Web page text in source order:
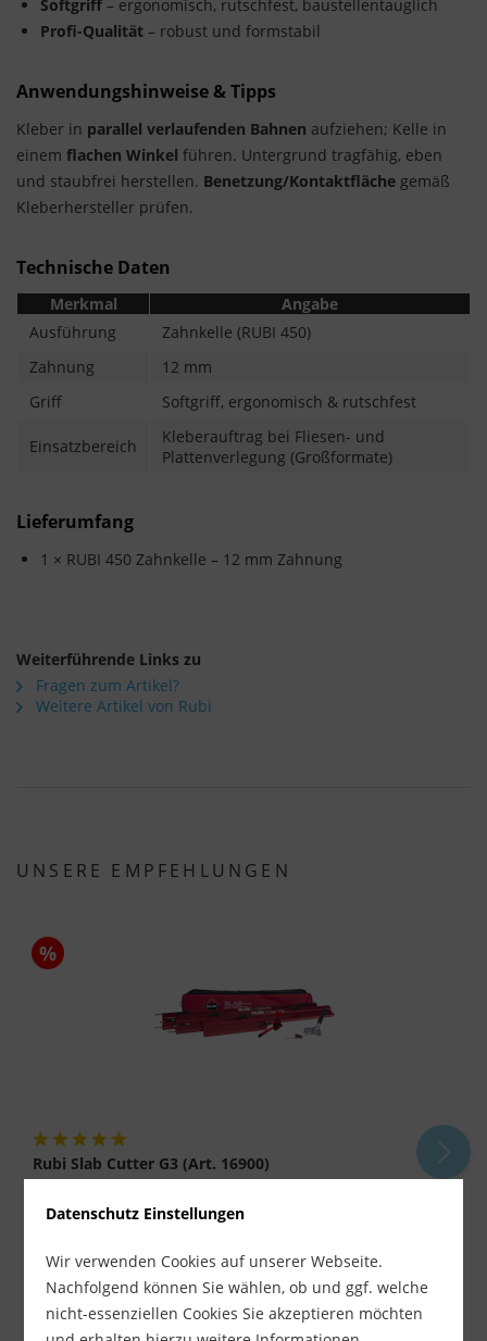
Softgriff – ergonomisch, rutschfest, baustellentauglich
Profi-Qualität – robust und formstabil
Anwendungshinweise & Tipps
Kleber in parallel verlaufenden Bahnen aufziehen; Kelle in
einem flachen Winkel führen. Untergrund tragfähig, eben
und staubfrei herstellen. Benetzung/Kontaktfläche gemäß
Kleberhersteller prüfen.
Technische Daten
Merkmal
Angabe
Ausführung
Zahnkelle (RUBI 450)
Zahnung
12 mm
Griff
Softgriff, ergonomisch & rutschfest
Einsatzbereich
Kleberauftrag bei Fliesen- und
Plattenverlegung (Großformate)
Lieferumfang
1 × RUBI 450 Zahnkelle – 12 mm Zahnung
Weiterführende Links zu
Fragen zum Artikel?
Weitere Artikel von Rubi
UNSERE EMPFEHLUNGEN
%
Rubi Slab Cutter G3 (Art. 16900)
583,90 € 629,00 €
inkl. MwSt.zzgl. Versandkosten
Datenschutz Einstellungen
Wir verwenden Cookies auf unserer Webseite.
Nachfolgend können Sie wählen, ob und ggf. welche
nicht-essenziellen Cookies Sie akzeptieren möchten